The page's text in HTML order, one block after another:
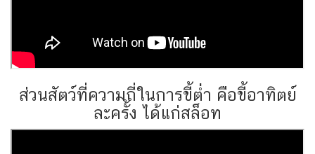
ส่วนสัตว์ที่ความถี่ในการขี้ต่ำ คือขี้อาทิตย์
ละครั้ง ได้แก่สล็อท